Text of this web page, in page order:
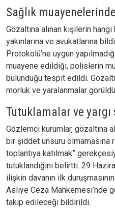
Sağlık
Gözaltına alınan kişilerin
yakınlarına ve avukatlarına
Protokolü’ne uygun
muayene edildiği, polislerin
bulunduğu tespit edildi.
morluk ve yaralanmalar
Tutuklamalar ve yargı
Gözlemci kurumlar, gözaltına
bir şiddet unsuru olmamasına
toplantıya katılmak”
tutuklandığını belirtti. 29
ilişkin davanın ilk
Asliye Ceza Mahkemesi’nde
takip edileceği bildirildi.